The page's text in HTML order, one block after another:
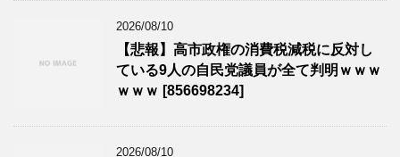
2026/08/10
【悲報】高市政権の消費税減税に反対し
ている9人の自民党議員が全て判明ｗｗｗ
ｗｗｗ [856698234]
2026/08/10